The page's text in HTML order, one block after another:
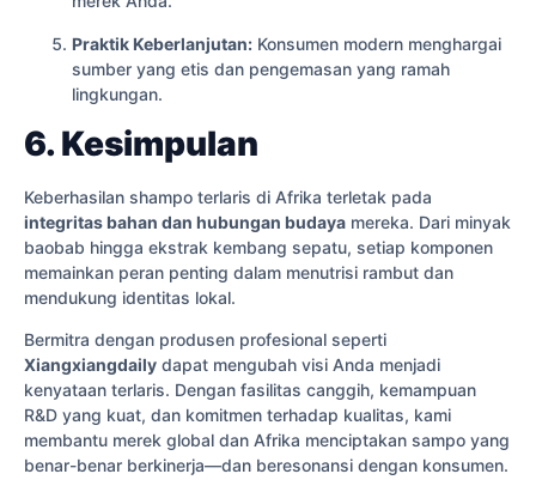
Praktik Keberlanjutan: Konsumen modern menghargai
sumber yang etis dan pengemasan yang ramah
lingkungan.
6. Kesimpulan
Keberhasilan shampo terlaris di Afrika terletak pada
integritas bahan dan hubungan budaya mereka. Dari minyak
baobab hingga ekstrak kembang sepatu, setiap komponen
memainkan peran penting dalam menutrisi rambut dan
mendukung identitas lokal.
Bermitra dengan produsen profesional seperti
Xiangxiangdaily dapat mengubah visi Anda menjadi
kenyataan terlaris. Dengan fasilitas canggih, kemampuan
R&D yang kuat, dan komitmen terhadap kualitas, kami
membantu merek global dan Afrika menciptakan sampo yang
benar-benar berkinerja—dan beresonansi dengan konsumen.